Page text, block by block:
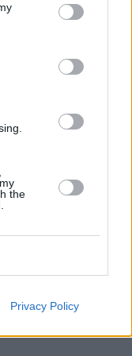
the
Privacy Policy
w 30 minut
na szkle? "E
sezon" – myśli
dopóki nie
taka, że ten
bomba. Gdy
i zamiast